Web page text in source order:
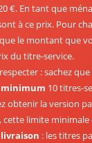
€. En tant que
à ce prix. Pour
le montant que
du titre-service.
: sachez
10 titres-
obtenir la version
limite minimale
: les titres